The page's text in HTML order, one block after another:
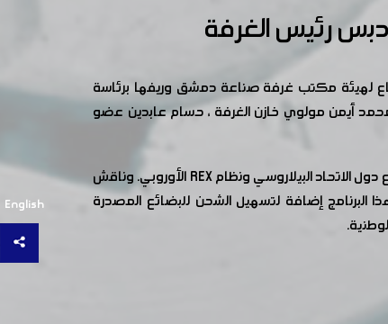
English
رئيس الغرفة
لهيئة مكتب غرفة صناعة دمشق وريفها برئاسة
أيمن مولوي خازن الغرفة ، حسام عابدين عضو
عرض المجتمعون دراسة موضوع أتمتة شهادات المنشأ المصدقة في الغرفة لمواكبة الاتفاقيات الدولية وخاصة نظام الأفضليات مع دول الاتحاد البيلاروسي ونظام REX الأوروبي. وناقش
البرنامج إضافة لتسهيل الشحن للبضائع المصدرة